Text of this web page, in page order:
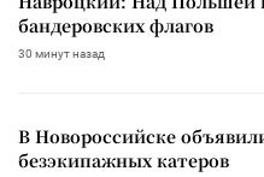
бандеровских флагов
30 минут назад
В Новороссийске
безэкипажных катеров